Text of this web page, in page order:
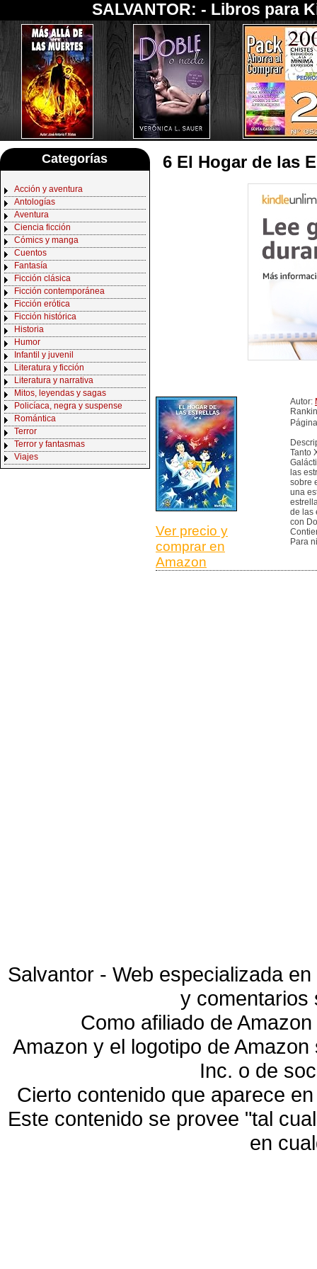
SALVANTOR: - Libros para
Categorías
Acción y aventura
Antologías
Aventura
Ciencia ficción
Cómics y manga
Cuentos
Fantasía
Ficción clásica
Ficción contemporánea
Ficción erótica
Ficción histórica
Historia
Humor
Infantil y juvenil
Literatura y ficción
Literatura y narrativa
Mitos, leyendas y sagas
Policíaca, negra y suspense
Romántica
Terror
Terror y fantasmas
Viajes
6 El Hogar de las
Ver precio y
comprar en
Amazon
Autor:
Tanto
las
sobre
una
de las
con
Para
Salvantor - Web especializada
y
Como afiliado de
Amazon y el logotipo de
Inc. o de
Cierto contenido que aparece
Este contenido se provee "tal
en